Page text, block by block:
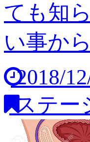
ても知
い事か
2018/
ステー